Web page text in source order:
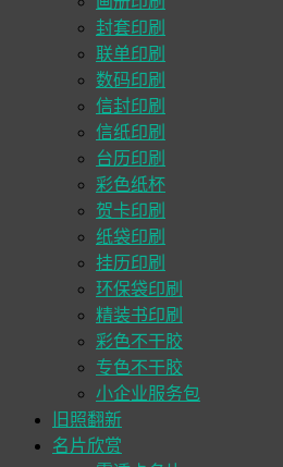
封套印刷
联单印刷
数码印刷
信封印刷
信纸印刷
台历印刷
彩色纸杯
贺卡印刷
纸袋印刷
挂历印刷
环保袋印刷
精装书印刷
彩色不干胶
专色不干胶
小企业服务包
旧照翻新
名片欣赏